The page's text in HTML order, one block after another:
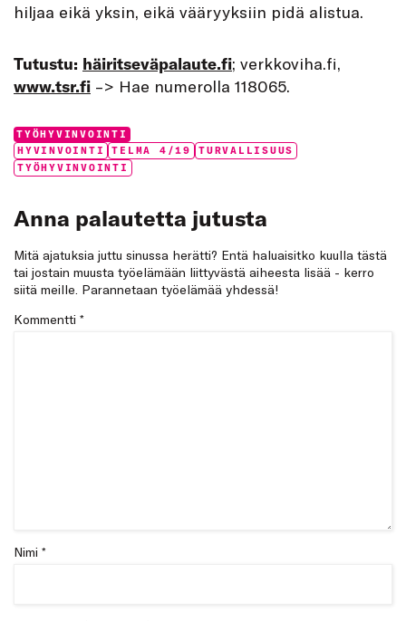
hiljaa eikä yksin, eikä vääryyksiin pidä alistua.
Tutustu: häiritseväpalaute.fi; verkkoviha.fi,
www.tsr.fi –> Hae numerolla 118065.
Categories:
TYÖHYVINVOINTI
Tags:
HYVINVOINTI TELMA 4/19
TURVALLISUUS
TYÖHYVINVOINTI
Anna palautetta jutusta
Mitä ajatuksia juttu sinussa herätti? Entä haluaisitko kuulla tästä
tai jostain muusta työelämään liittyvästä aiheesta lisää - kerro
siitä meille. Parannetaan työelämää yhdessä!
Kommentti *
Nimi *